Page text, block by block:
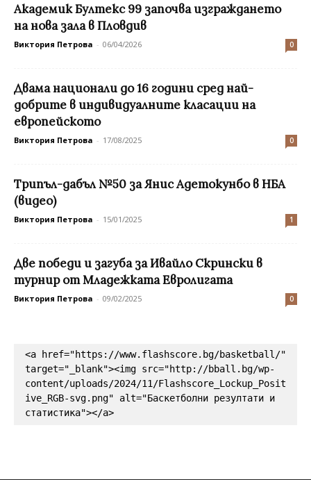
Академик Бултекс 99 започва изграждането
на нова зала в Пловдив
Виктория Петрова - 06/04/2026 0
Двама национали до 16 години сред най-
добрите в индивидуалните класации на
европейското
Виктория Петрова - 17/08/2025 0
Трипъл-дабъл №50 за Янис Адетокунбо в НБА
(видео)
Виктория Петрова - 15/01/2025 1
Две победи и загуба за Ивайло Скрински в
турнир от Младежката Евролигата
Виктория Петрова - 09/02/2025 0
<a href="https://www.flashscore.bg/basketball/"
target="_blank"><img src="http://bball.bg/wp-
content/uploads/2024/11/Flashscore_Lockup_Posit
ive_RGB-svg.png" alt="Баскетболни резултати и
статистика"></a>